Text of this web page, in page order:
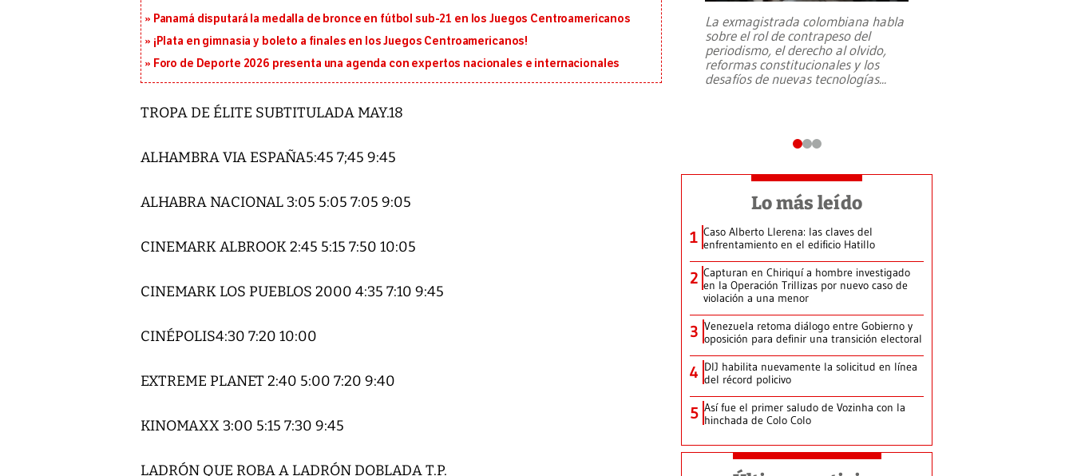
Panamá disputará la medalla de bronce en fútbol sub-21 en los Juegos Centroamericanos
¡Plata en gimnasia y boleto a finales en los Juegos Centroamericanos!
Foro de Deporte 2026 presenta una agenda con expertos nacionales e internacionales
TROPA DE ÉLITE SUBTITULADA MAY.18
ALHAMBRA VIA ESPAÑA5:45 7;45 9:45
ALHABRA NACIONAL 3:05 5:05 7:05 9:05
CINEMARK ALBROOK 2:45 5:15 7:50 10:05
CINEMARK LOS PUEBLOS 2000 4:35 7:10 9:45
CINÉPOLIS4:30 7:20 10:00
EXTREME PLANET 2:40 5:00 7:20 9:40
KINOMAXX 3:00 5:15 7:30 9:45
LADRÓN QUE ROBA A LADRÓN DOBLADA T.P.
julio en la prefectura de Kumamoto,
al sur de Japón, provocando una
emergencia de gran
La exmagistrada colombiana habla
sobre el rol de contrapeso del
periodismo, el derecho al olvido,
reformas constitucionales y los
desafíos de nuevas tecnologías...
Lo más leído
1 Caso Alberto Llerena: las claves del
enfrentamiento en el edificio Hatillo
2 Capturan en Chiriquí a hombre investigado
en la Operación Trillizas por nuevo caso de
violación a una menor
3 Venezuela retoma diálogo entre Gobierno y
oposición para definir una transición electoral
4 DIJ habilita nuevamente la solicitud en línea
del récord policivo
5 Así fue el primer saludo de Vozinha con la
hinchada de Colo Colo